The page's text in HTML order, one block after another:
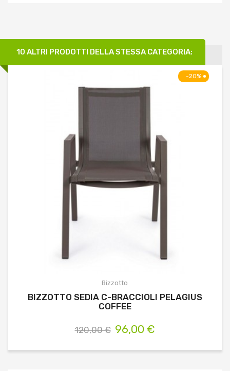
10 ALTRI PRODOTTI DELLA STESSA CATEGORIA:
-20%
Bizzotto
BIZZOTTO SEDIA C-BRACCIOLI PELAGIUS
COFFEE
120,00 € 96,00 €